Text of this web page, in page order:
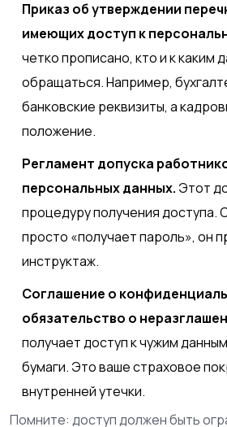
Приказ об утверждении
имеющих доступ к
четко прописано, кто и к каким
обращаться. Например,
банковские реквизиты, а
положение.
Регламент допуска
персональных данных. Этот
процедуру получения доступа.
просто «получает пароль», он
инструктаж.
Соглашение о
обязательство о
получает доступ к чужим
бумаги. Это ваше страховое
внутренней утечки.
Помните: доступ должен быть